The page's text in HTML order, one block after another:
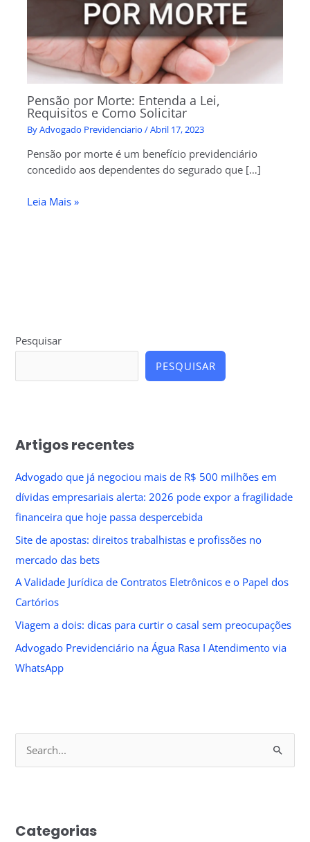
Pensão por Morte: Entenda a Lei,
Requisitos e Como Solicitar
ByAdvogado Previdenciario/Abril 17, 2023
Pensão por morte é um benefício previdenciário
concedido aos dependentes do segurado que […]
Leia Mais »
Pesquisar
PESQUISAR
Artigos recentes
Advogado que já negociou mais de R$ 500 milhões em
dívidas empresariais alerta: 2026 pode expor a fragilidade
financeira que hoje passa despercebida
Site de apostas: direitos trabalhistas e profissões no
mercado das bets
A Validade Jurídica de Contratos Eletrônicos e o Papel dos
Cartórios
Viagem a dois: dicas para curtir o casal sem preocupações
Advogado Previdenciário na Água Rasa I Atendimento via
WhatsApp
e
c
Categorias